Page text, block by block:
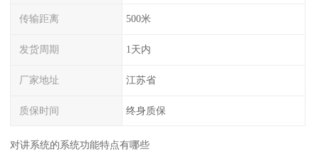
传输距离 500米
发货周期 1天内
厂家地址 江苏省
质保时间 终身质保
对讲系统的系统功能特点有哪些